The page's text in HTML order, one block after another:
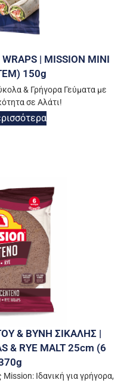
| MISSION MINI
150g
& Γρήγορα Γεύματα με
σε Αλάτι!
& ΒΥΝΗ ΣΙΚΑΛΗΣ |
& RYE MALT 25cm (6
Ιδανική για γρήγορα,